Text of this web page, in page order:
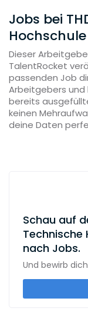
Jobs bei
Dieser
TalentRocket
passenden Job
Arbeitgebers
bereits
keinen
deine Daten
Schau auf
Technische
nach Jobs.
Und bewirb